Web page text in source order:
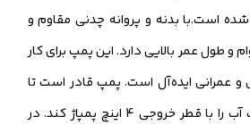
است.با بدنه و پروانه چدنی مقاوم و
و طول عمر بالایی دارد. این پمپ برای کار
عمرانی ایده‌آل است. پمپ قادر است تا
48 مترمکعب در ساعت آب را با قطر خروجی 4 اینچ پمپاژ کند. در